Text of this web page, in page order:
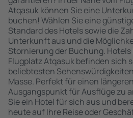
Atqasuk können Sie eine
buchen! Wählen Sie eine
Standard des Hotels sowie die
Unterkunft aus und die
Stornierung der Buchung.
Flugplatz Atqasuk befinden sich
beliebtesten
Masse. Perfekt für einen
Ausgangspunkt für Ausflüge zu
Sie ein Hotel für sich aus und
heute auf Ihre Reise oder